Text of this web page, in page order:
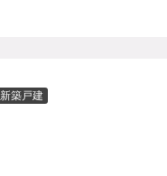
新築戸建